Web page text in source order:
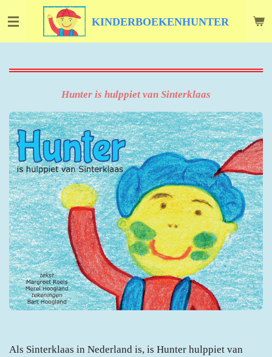
direct
naar
hoofdinhoud
KINDERBOEKENHUNTER
Hunter is hulppiet van Sinterklaas
Als Sinterklaas in Nederland is, is Hunter hulppiet van